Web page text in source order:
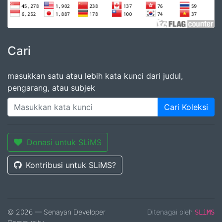
Cari
masukkan satu atau lebih kata kunci dari judul,
pengarang, atau subjek
Cari Koleksi
Donasi untuk SLiMS
Kontribusi untuk SLiMS?
© 2026 — Senayan Developer
Ditenagai oleh SLiMS